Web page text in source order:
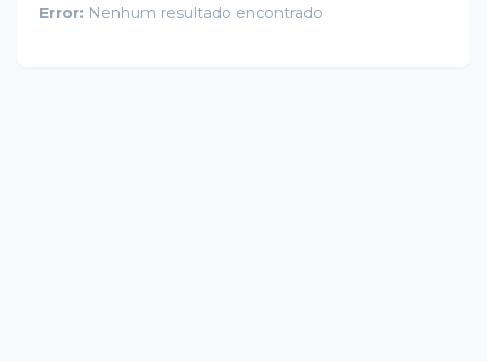
Error: Nenhum resultado encontrado